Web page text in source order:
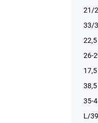
21/
33/
22,5
26-
17,5
38,5
35-
L/